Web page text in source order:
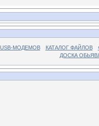
МОДЕМОВ КАТАЛОГ ФАЙЛОВ
ДОСКА